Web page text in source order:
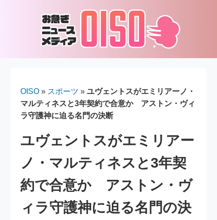
OISO » スポーツ »ユヴェントスがエミリアーノ・
マルティネスと3年契約で合意か アストン・ヴィ
ラ守護神に迫る名門の決断
ユヴェントスがエミリアー
ノ・マルティネスと3年契
約で合意か アストン・ヴ
ィラ守護神に迫る名門の決